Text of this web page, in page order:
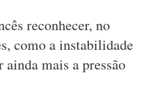
reconhecer, no
como a instabilidade
ainda mais a pressão